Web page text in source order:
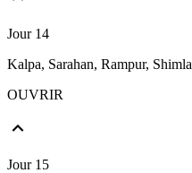
Jour 14
Kalpa, Sarahan, Rampur, Shimla
OUVRIR
Jour 15